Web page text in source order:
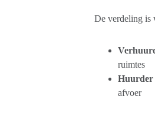
De verdeling is
ruimtes
Huurder
afvoer